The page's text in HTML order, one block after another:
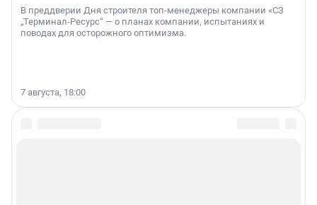
В преддверии Дня строителя топ-менеджеры компании «СЗ
„Терминал-Ресурс“ — о планах компании, испытаниях и
поводах для осторожного оптимизма.
7 августа, 18:00